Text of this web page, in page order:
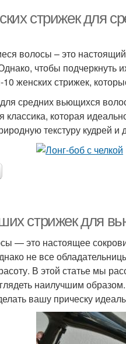
стрижек для
волосы – это
чтобы подчеркнуть
женских стрижек,
средних вьющихся
классика, которая
текстуру кудрей и
стрижек для
— это настоящее
не все
В этой статье мы
наилучшим
вашу прическу